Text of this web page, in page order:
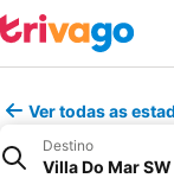
Ver todas as
Destino
Villa Do Mar SW